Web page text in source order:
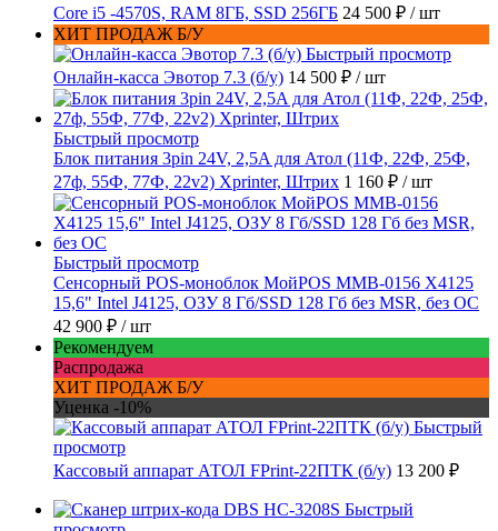
Core i5 -4570S, RAM 8ГБ, SSD 256ГБ 24 500 ₽ / шт
ХИТ ПРОДАЖ Б/У
Быстрый просмотр
Онлайн-касса Эвотор 7.3 (б/у) 14 500 ₽ / шт
Быстрый просмотр
Блок питания 3pin 24V, 2,5A для Атол (11Ф, 22Ф, 25Ф,
27ф, 55Ф, 77Ф, 22v2) Xprinter, Штрих 1 160 ₽ / шт
Быстрый просмотр
Сенсорный POS-моноблок МойPOS MMB-0156 X4125
15,6" Intel J4125, ОЗУ 8 Гб/SSD 128 Гб без MSR, без ОС
42 900 ₽ / шт
Рекомендуем
Распродажа
ХИТ ПРОДАЖ Б/У
Уценка -10%
Быстрый
просмотр
Кассовый аппарат АТОЛ FPrint-22ПТК (б/у) 13 200 ₽
Быстрый